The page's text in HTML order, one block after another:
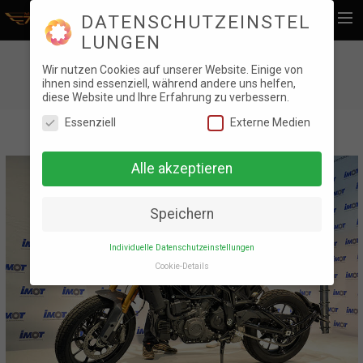
Home
News
Foto Galerie
Stammtischbuch
Statuten
FEBRUAR 2020
DATENSCHUTZEINSTEL
LUNGEN
Wir nutzen Cookies auf unserer Website. Einige von
ihnen sind essenziell, während andere uns helfen,
diese Website und Ihre Erfahrung zu verbessern.
Essenziell
Externe Medien
Alle akzeptieren
Speichern
Individuelle Datenschutzeinstellungen
Cookie-Details
DATENSCHUTZEINSTEL
LUNGEN
Hier finden Sie eine Übersicht über alle
verwendeten Cookies. Sie können Ihre
Einwilligung zu ganzen Kategorien geben